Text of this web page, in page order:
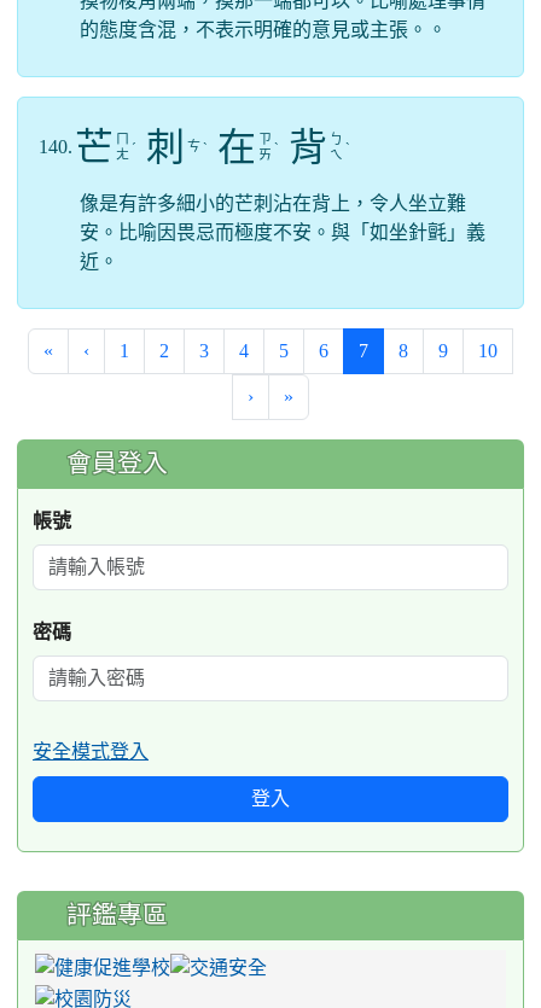
的態度含混，不表示明確的意見或主張。。
140. 芒 ㄤ ˊ 刺 ㄘˋ 在
ㄗ
ㄞ ˋ 背 ㄅ
ㄟ ˋ
像是有許多細小的芒刺沾在背上，令人坐立難
安。比喻因畏忌而極度不安。與「如坐針氈」義
近。
« ‹ 1 2 3 4 5 6 7(current)
8 9 10
› »
:::
會員登入
帳號
密碼
安全模式登入
登入
評鑑專區